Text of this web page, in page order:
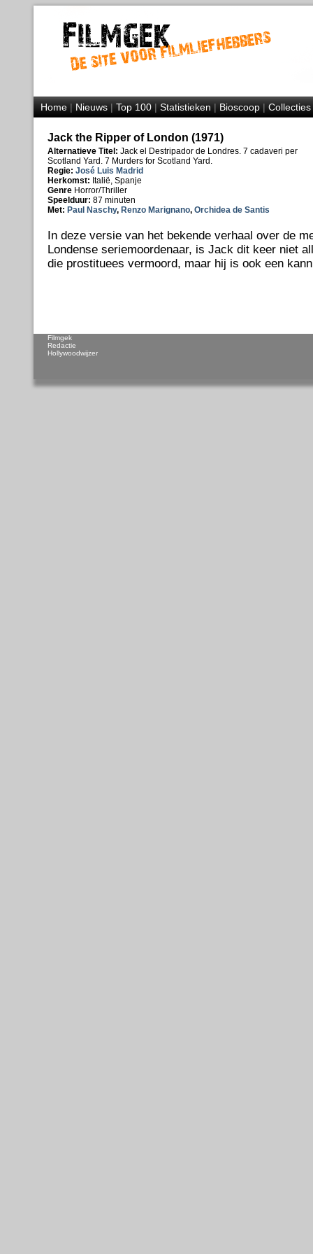
Home|Nieuws|Top 100|Statistieken|Bioscoop|Collecties
Jack the Ripper of London (1971)
Alternatieve Titel: Jack el Destripador de Londres. 7 cadaveri per
Scotland Yard. 7 Murders for Scotland Yard.
Regie: José Luis Madrid
Herkomst: Italië, Spanje
Genre Horror/Thriller
Speelduur: 87 minuten
Met: Paul Naschy, Renzo Marignano, Orchidea de Santis
In deze versie van het bekende verhaal over de
Londense seriemoordenaar, is Jack dit keer niet
die prostituees vermoord, maar hij is ook een
Filmgek
Redactie
Hollywoodwijzer